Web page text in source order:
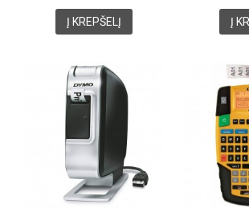
Į KREPŠELĮ Į